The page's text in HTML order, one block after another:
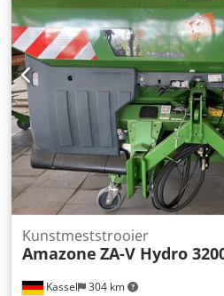
Kassel 304 km
Kunstmeststrooier
Amazone ZA-V Hydro